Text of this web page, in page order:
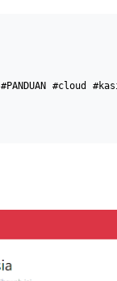
#PANDUAN #cloud